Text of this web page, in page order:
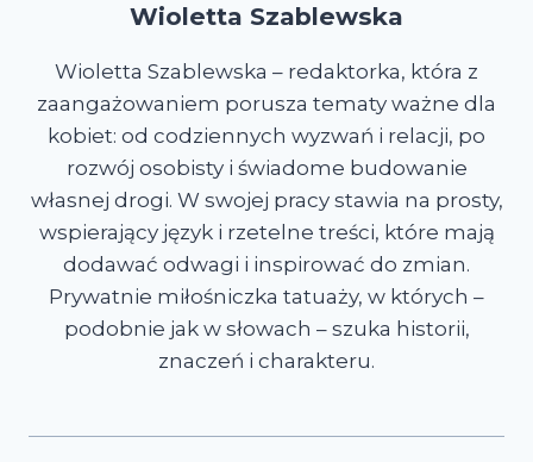
Wioletta Szablewska
Wioletta Szablewska – redaktorka, która z
zaangażowaniem porusza tematy ważne dla
kobiet: od codziennych wyzwań i relacji, po
rozwój osobisty i świadome budowanie
własnej drogi. W swojej pracy stawia na prosty,
wspierający język i rzetelne treści, które mają
dodawać odwagi i inspirować do zmian.
Prywatnie miłośniczka tatuaży, w których –
podobnie jak w słowach – szuka historii,
znaczeń i charakteru.